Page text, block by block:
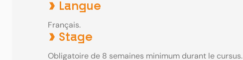
Langue
Français.
Stage
Obligatoire de 8 semaines minimum durant le cursus.